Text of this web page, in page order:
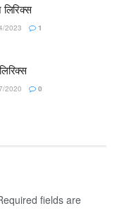
2023 1
2020 0
fields are